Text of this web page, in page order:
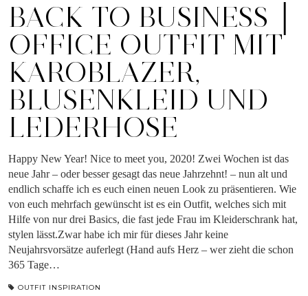
BACK TO BUSINESS │
OFFICE OUTFIT MIT
KAROBLAZER,
BLUSENKLEID UND
LEDERHOSE
Happy New Year! Nice to meet you, 2020! Zwei Wochen ist das
neue Jahr – oder besser gesagt das neue Jahrzehnt! – nun alt und
endlich schaffe ich es euch einen neuen Look zu präsentieren. Wie
von euch mehrfach gewünscht ist es ein Outfit, welches sich mit
Hilfe von nur drei Basics, die fast jede Frau im Kleiderschrank hat,
stylen lässt.Zwar habe ich mir für dieses Jahr keine
Neujahrsvorsätze auferlegt (Hand aufs Herz – wer zieht die schon
365 Tage…
OUTFIT INSPIRATION